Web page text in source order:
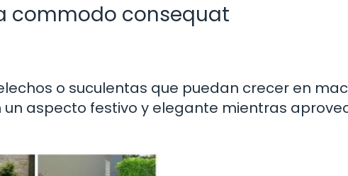
commodo consequat
o suculentas que puedan crecer en
aspecto festivo y elegante mientras